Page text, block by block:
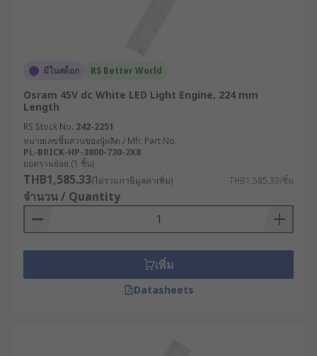
มีในสต็อก RS Better World
Osram 45V dc White LED Light Engine, 224 mm
Length
RS Stock No. 242-2251
หมายเลขชิ้นส่วนของผู้ผลิต / Mfr. Part No.
PL-BRICK-HP-3800-730-2X8
ยอดรวมย่อย (1 ชิ้น)
THB1,585.33(ไม่รวมภาษีมูลค่าเพิ่ม) THB1,585.33/ชิ้น
จำนวน / Quantity
เพิ่ม
Datasheets